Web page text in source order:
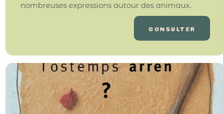
nombreuses expressions autour des animaux.
CONSULTER